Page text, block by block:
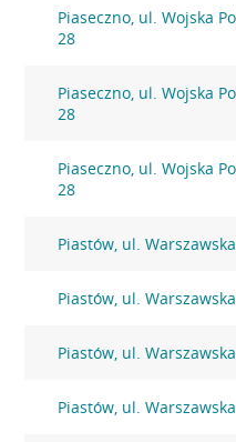
Piaseczno, ul. Wojska
28
Piaseczno, ul. Wojska
28
Piaseczno, ul. Wojska
28
Piastów, ul.
Piastów, ul.
Piastów, ul.
Piastów, ul.